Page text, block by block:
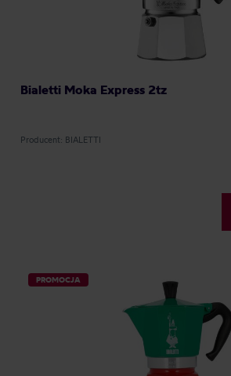
Bialetti Moka Express 2tz
Producent: BIALETTI
PROMOCJA